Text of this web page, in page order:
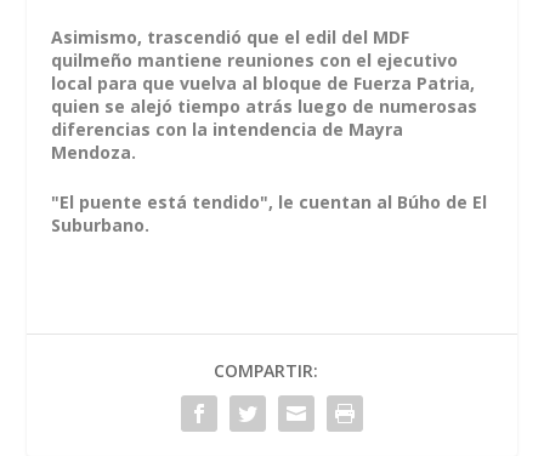
Asimismo, trascendió que el edil del MDF
quilmeño mantiene reuniones con el ejecutivo
local para que vuelva al bloque de Fuerza Patria,
quien se alejó tiempo atrás luego de numerosas
diferencias con la intendencia de Mayra
Mendoza.
"El puente está tendido", le cuentan al Búho de El
Suburbano.
COMPARTIR: